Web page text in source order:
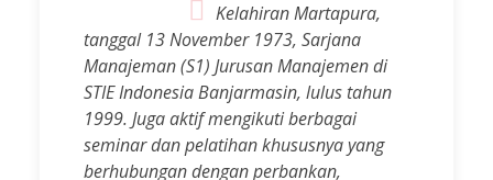
Kelahiran Martapura,
tanggal 13 November 1973, Sarjana
Manajeman (S1) Jurusan Manajemen di
STIE Indonesia Banjarmasin, lulus tahun
1999. Juga aktif mengikuti berbagai
seminar dan pelatihan khususnya yang
berhubungan dengan perbankan,